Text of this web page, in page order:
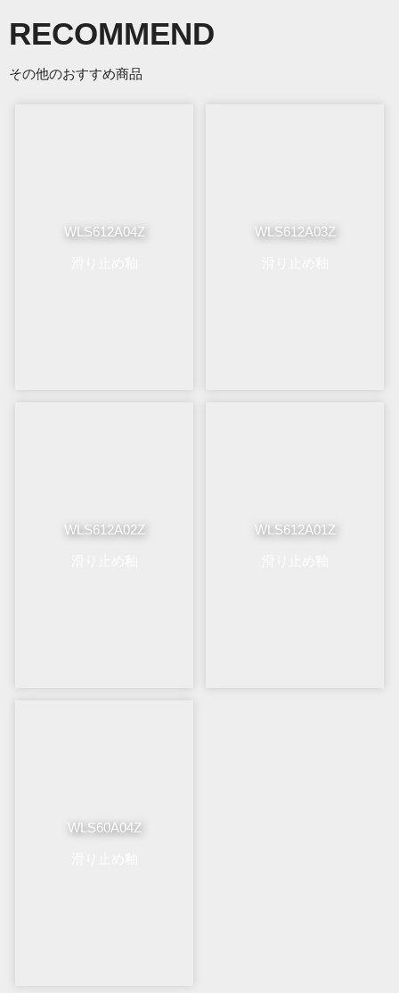
RECOMMEND
その他のおすすめ商品
WLS612A04Z WLS612A03Z
WLS612A02Z WLS612A01Z
WLS60A04Z